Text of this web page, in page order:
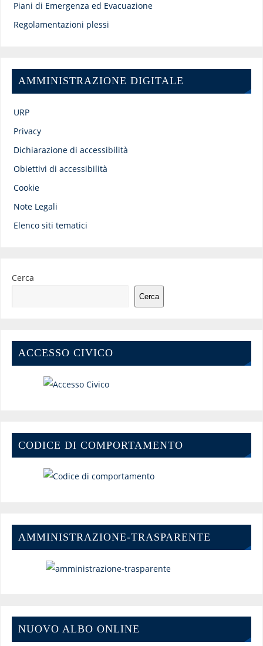
Piani di Emergenza ed Evacuazione
Regolamentazioni plessi
AMMINISTRAZIONE DIGITALE
URP
Privacy
Dichiarazione di accessibilità
Obiettivi di accessibilità
Cookie
Note Legali
Elenco siti tematici
Cerca
Cerca
ACCESSO CIVICO
CODICE DI COMPORTAMENTO
AMMINISTRAZIONE-TRASPARENTE
NUOVO ALBO ONLINE